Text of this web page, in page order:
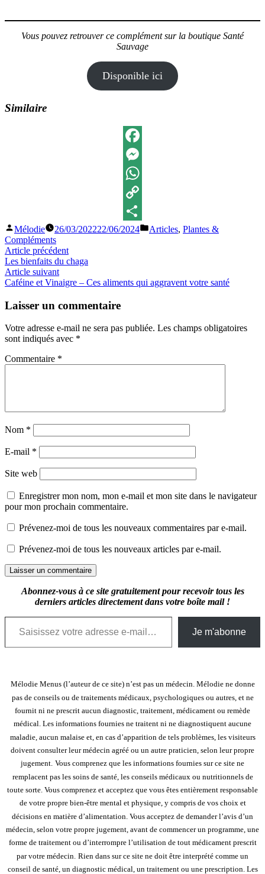
Vous pouvez retrouver ce complément sur la boutique Santé
Sauvage
Disponible ici
Similaire
Facebook
Messenger
WhatsApp
Copy
Link
Partager
Publié
par
Mélodie 26/03/202222/06/2024
Publié
Articles, Plantes &
Compléments
Navigation
de
l’article
Article précédentArticle
précédent :
Les bienfaits du chaga
Article suivantArticle
suivant
Caféine et Vinaigre – Ces aliments qui aggravent votre santé
Laisser un commentaire
Votre adresse e-mail ne sera pas publiée. Les champs obligatoires
sont indiqués avec *
Commentaire *
Nom *
E-mail *
Site web
Enregistrer mon nom, mon e-mail et mon site dans le navigateur
pour mon prochain commentaire.
Prévenez-moi de tous les nouveaux commentaires par e-mail.
Prévenez-moi de tous les nouveaux articles par e-mail.
Abonnez-vous à ce site gratuitement pour recevoir tous les
derniers articles directement dans votre boîte mail !
Saisissez votre adresse e-mail…
Je m'abonne
Mélodie Menus (l’auteur de ce site) n’est pas un médecin. Mélodie ne donne
pas de conseils ou de traitements médicaux, psychologiques ou autres, et ne
fournit ni ne prescrit aucun diagnostic, traitement, médicament ou remède
médical. Les informations fournies ne traitent ni ne diagnostiquent aucune
maladie, aucun malaise et, en cas d’apparition de tels problèmes, les visiteurs
doivent consulter leur médecin agréé ou un autre praticien, selon leur propre
jugement. Vous comprenez que les informations fournies sur ce site ne
remplacent pas les soins de santé, les conseils médicaux ou nutritionnels de
toute sorte. Vous comprenez et acceptez que vous êtes entièrement responsable
de votre propre bien-être mental et physique, y compris de vos choix et
décisions en matière d’alimentation. Vous acceptez de demander l’avis d’un
médecin, selon votre propre jugement, avant de commencer un programme, une
forme de traitement ou d’interrompre l’utilisation de tout médicament prescrit
par votre médecin. Rien dans sur ce site ne doit être interprété comme un
conseil de santé, un diagnostic médical, un traitement ou une prescription. Les